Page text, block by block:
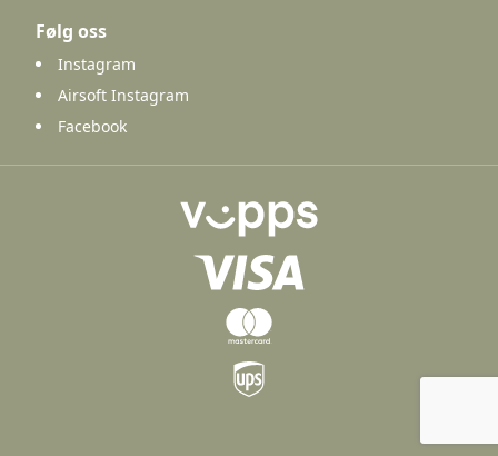
Følg oss
Instagram
Airsoft Instagram
Facebook